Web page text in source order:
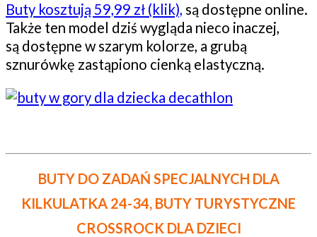
Buty kosztują 59,99 zł (klik), są dostępne online.
Także ten model dziś wygląda nieco inaczej,
są dostępne w szarym kolorze, a grubą
sznurówkę zastąpiono cienką elastyczną.
BUTY DO ZADAŃ SPECJALNYCH DLA
KILKULATKA 24-34, BUTY TURYSTYCZNE
CROSSROCK DLA DZIECI